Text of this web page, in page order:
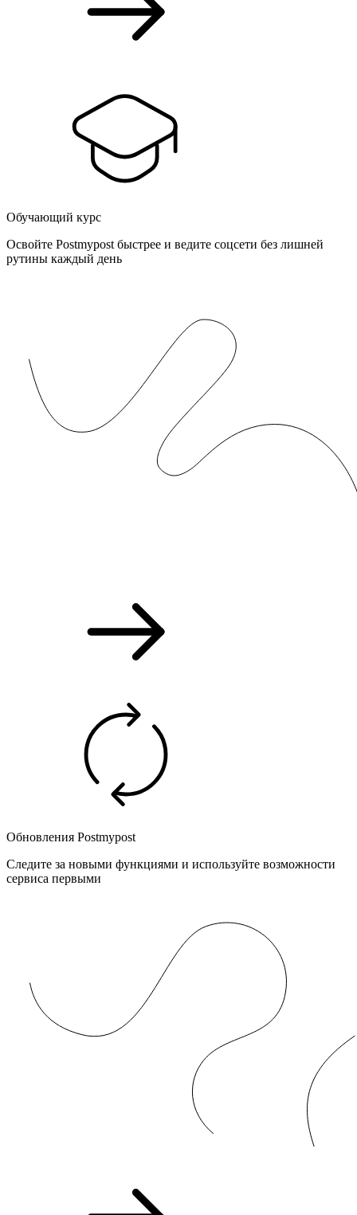
Обучающий курс
Освойте Postmypost быстрее и ведите соцсети без лишней
рутины каждый день
Обновления Postmypost
Следите за новыми функциями и используйте возможности
сервиса первыми